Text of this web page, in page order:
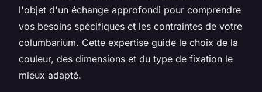
l'objet d'un échange approfondi pour comprendre
vos besoins spécifiques et les contraintes de votre
columbarium. Cette expertise guide le choix de la
couleur, des dimensions et du type de fixation le
mieux adapté.